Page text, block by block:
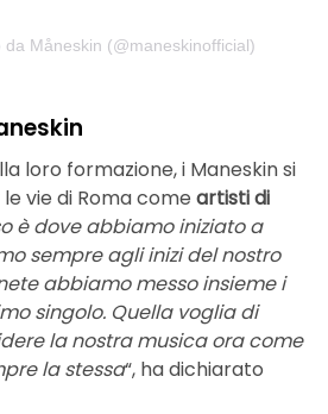
da Måneskin (@maneskinofficial)
loro formazione, i Maneskin si
vie di Roma come artisti di
è dove abbiamo iniziato a
sempre agli inizi del nostro
abbiamo messo insieme i
singolo. Quella voglia di
la nostra musica ora come
la stessa“, ha dichiarato